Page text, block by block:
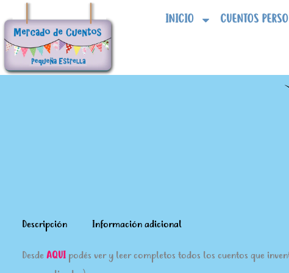
al
contenido
INICIO CUENTOS
Descripción Información adicional
DesdeAQUI podés ver y leer completos todos los cuentos que